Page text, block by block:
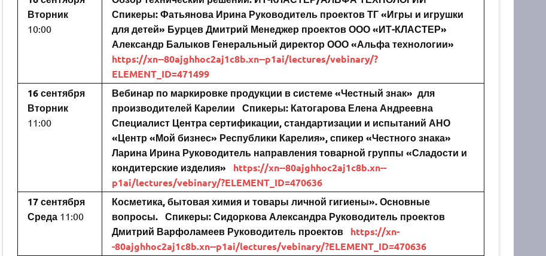
Вторник
10:00
Спикеры: Фатьянова Ирина Руководитель проектов ТГ «Игры и игрушки
для детей» Бурцев Дмитрий Менеджер проектов ООО «ИТ-КЛАСТЕР»
Александр Балыков Генеральный директор ООО «Альфа технологии»
https://xn--80ajghhoc2aj1c8b.xn--p1ai/lectures/vebinary/?
ELEMENT_ID=471499
16 сентября
Вторник
11:00
Вебинар по маркировке продукции в системе «Честный знак» для
производителей Карелии
Спикеры: Катогарова Елена Андреевна
Специалист Центра сертификации, стандартизации и испытаний АНО
«Центр «Мой бизнес» Республики Карелия», спикер «Честного знака»
Ларина Ирина Руководитель направления товарной группы «Сладости и
кондитерские изделия»
https://xn--80ajghhoc2aj1c8b.xn--
p1ai/lectures/vebinary/?ELEMENT_ID=470636
17 сентября
Среда11:00
Косметика, бытовая химия и товары личной гигиены». Основные
вопросы. Спикеры: Сидоркова Александра Руководитель проектов
Дмитрий Варфоламеев Руководитель проектов
https://xn-
-80ajghhoc2aj1c8b.xn--p1ai/lectures/vebinary/?ELEMENT_ID=470636